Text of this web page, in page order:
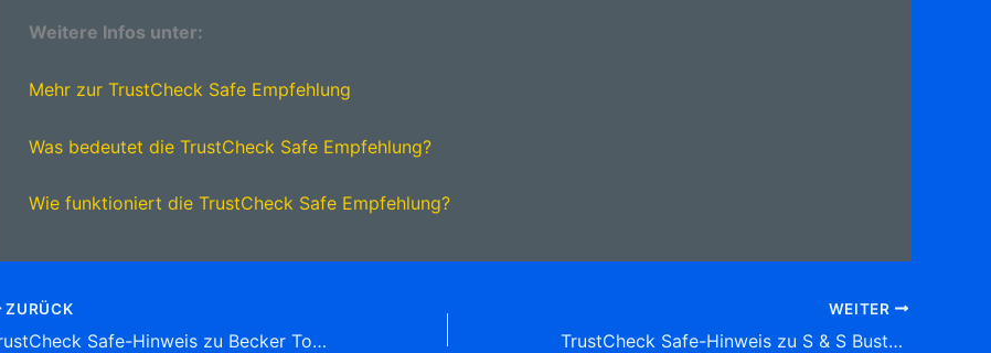
Weitere Infos unter:
Mehr zur TrustCheck Safe Empfehlung
Was bedeutet die TrustCheck Safe Empfehlung?
Wie funktioniert die TrustCheck Safe Empfehlung?
ZURÜCK
TrustCheck Safe-Hinweis zu Becker Tours GmbH Bremer Str. 36,21255 Tostedt Tel: 04182 28 11-0
WEITER
TrustCheck Safe-Hinweis zu S & S Bustouristik Welzow GbR An der Aue 29,Welzow Tel: 035751 1 35 05